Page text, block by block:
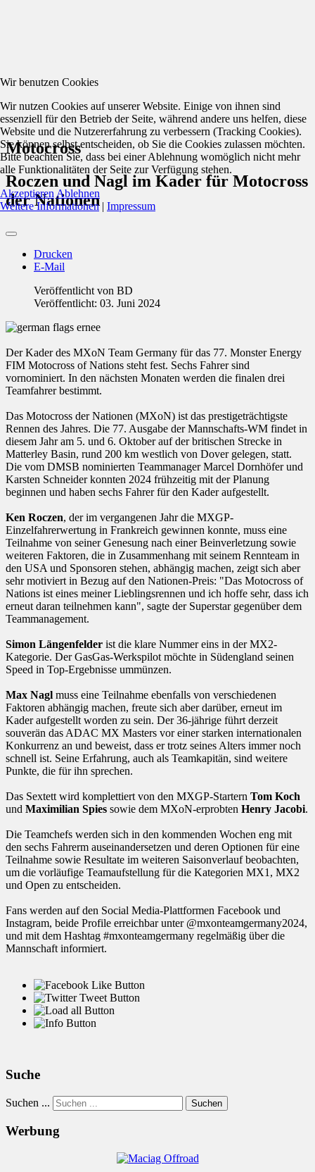
Motocross
Roczen und Nagl im Kader für Motocross
der Nationen
Drucken
E-Mail
Veröffentlicht von BD
Veröffentlicht: 03. Juni 2024
Der Kader des MXoN Team Germany für das 77. Monster Energy
FIM Motocross of Nations steht fest. Sechs Fahrer sind
vornominiert. In den nächsten Monaten werden die finalen drei
Teamfahrer bestimmt.
Das Motocross der Nationen (MXoN) ist das prestigeträchtigste
Rennen des Jahres. Die 77. Ausgabe der Mannschafts-WM findet in
diesem Jahr am 5. und 6. Oktober auf der britischen Strecke in
Matterley Basin, rund 200 km westlich von Dover gelegen, statt.
Die vom DMSB nominierten Teammanager Marcel Dornhöfer und
Karsten Schneider konnten 2024 frühzeitig mit der Planung
beginnen und haben sechs Fahrer für den Kader aufgestellt.
Ken Roczen, der im vergangenen Jahr die MXGP-
Einzelfahrerwertung in Frankreich gewinnen konnte, muss eine
Teilnahme von seiner Genesung nach einer Beinverletzung sowie
weiteren Faktoren, die in Zusammenhang mit seinem Rennteam in
den USA und Sponsoren stehen, abhängig machen, zeigt sich aber
sehr motiviert in Bezug auf den Nationen-Preis: "Das Motocross of
Nations ist eines meiner Lieblingsrennen und ich hoffe sehr, dass ich
erneut daran teilnehmen kann", sagte der Superstar gegenüber dem
Teammanagement.
Simon Längenfelder ist die klare Nummer eins in der MX2-
Kategorie. Der GasGas-Werkspilot möchte in Südengland seinen
Speed in Top-Ergebnisse ummünzen.
Max Nagl muss eine Teilnahme ebenfalls von verschiedenen
Faktoren abhängig machen, freute sich aber darüber, erneut im
Kader aufgestellt worden zu sein. Der 36-jährige führt derzeit
souverän das ADAC MX Masters vor einer starken internationalen
Konkurrenz an und beweist, dass er trotz seines Alters immer noch
schnell ist. Seine Erfahrung, auch als Teamkapitän, sind weitere
Punkte, die für ihn sprechen.
Das Sextett wird komplettiert von den MXGP-Startern Tom Koch
und Maximilian Spies sowie dem MXoN-erprobten Henry Jacobi.
Die Teamchefs werden sich in den kommenden Wochen eng mit
den sechs Fahrerm auseinandersetzen und deren Optionen für eine
Teilnahme sowie Resultate im weiteren Saisonverlauf beobachten,
um die vorläufige Teamaufstellung für die Kategorien MX1, MX2
und Open zu entscheiden.
Fans werden auf den Social Media-Plattformen Facebook und
Instagram, beide Profile erreichbar unter @mxonteamgermany2024,
und mit dem Hashtag #mxonteamgermany regelmäßig über die
Mannschaft informiert.
Suche
Suchen ... Suchen
Werbung
Wir benutzen Cookies
Wir nutzen Cookies auf unserer Website. Einige von ihnen sind
essenziell für den Betrieb der Seite, während andere uns helfen, diese
Website und die Nutzererfahrung zu verbessern (Tracking Cookies).
Sie können selbst entscheiden, ob Sie die Cookies zulassen möchten.
Bitte beachten Sie, dass bei einer Ablehnung womöglich nicht mehr
alle Funktionalitäten der Seite zur Verfügung stehen.
Akzeptieren Ablehnen
Weitere Informationen| Impressum